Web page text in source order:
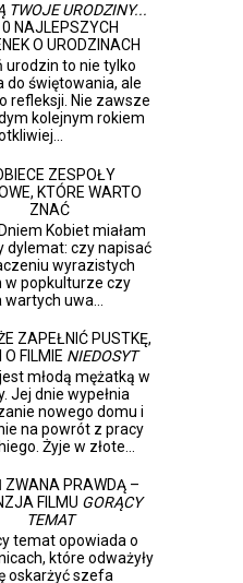
TWOJE URODZINY...
NAJLEPSZYCH
O URODZINACH
urodzin to nie tylko
do świętowania, ale
refleksji. Nie zawsze
kolejnym rokiem
ZESPOŁY
KTÓRE WARTO
ZNAĆ
Kobiet miałam
dylemat: czy napisać
wyrazistych
w popkulturze czy
uwa...
ZAPEŁNIĆ PUSTKĘ,
O FILMIE NIEDOSYT
młodą mężatką w
Jej dnie wypełnia
nowego domu i
na powrót z pracy
Żyje w złote...
ZWANA PRAWDĄ –
FILMU GORĄCY
TEMAT
temat opowiada o
które odważyły
oskarżyć szefa